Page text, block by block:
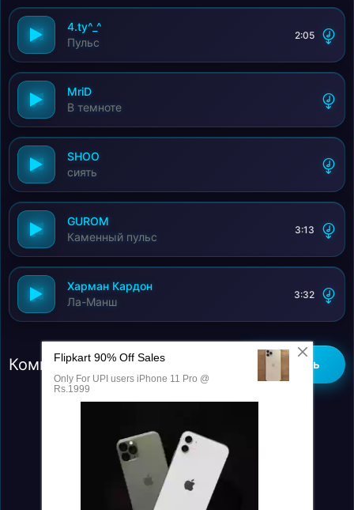
4.ty^_^
Пульс
2:05
MriD
В темноте
SHOO
сиять
GUROM
Каменный пульс
3:13
Харман Кардон
Ла-Манш
3:32
Комментарии (0) Добавить